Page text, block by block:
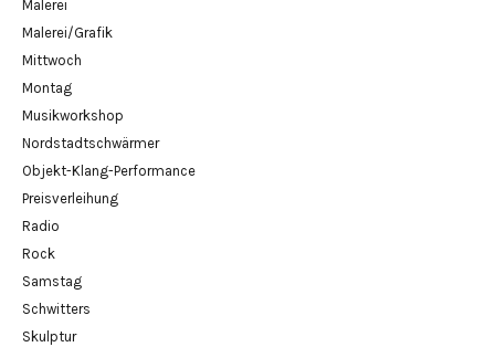
Malerei
Malerei/Grafik
Mittwoch
Montag
Musikworkshop
Nordstadtschwärmer
Objekt-Klang-Performance
Preisverleihung
Radio
Rock
Samstag
Schwitters
Skulptur